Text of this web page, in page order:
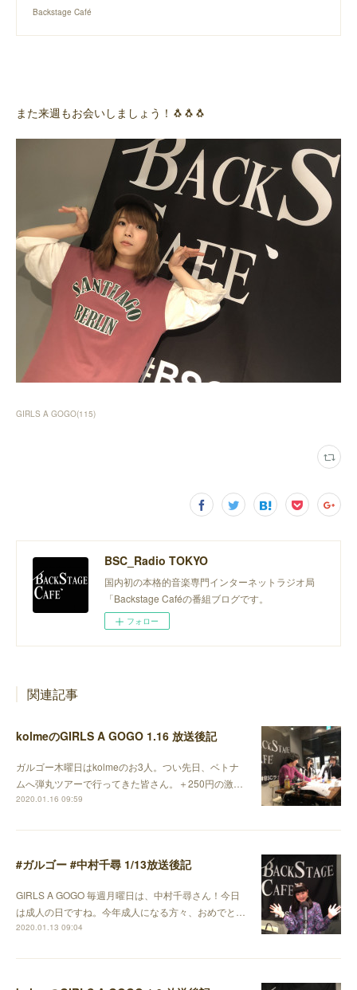
Backstage Café
また来週もお会いしましょう！🐧🐧🐧
GIRLS A GOGO(115)
BSC_Radio TOKYO
国内初の本格的音楽専門インターネットラジオ局
「Backstage Caféの番組ブログです。
フォロー
関連記事
kolmeのGIRLS A GOGO 1.16 放送後記
ガルゴー木曜日はkolmeのお3人。つい先日、ベトナ
ムへ弾丸ツアーで行ってきた皆さん。＋250円の激…
2020.01.16 09:59
#ガルゴー #中村千尋 1/13放送後記
GIRLS A GOGO 毎週月曜日は、中村千尋さん！今日
は成人の日ですね。今年成人になる方々、おめでと…
2020.01.13 09:04